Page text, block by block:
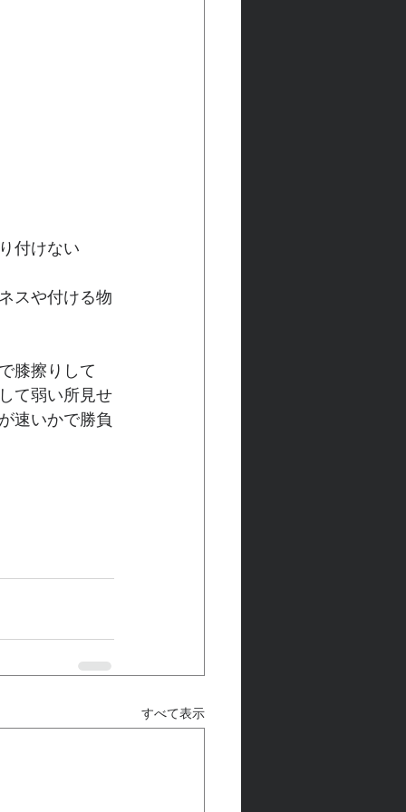
付けない
スや付ける物
膝擦りして
て弱い所見せ
速いかで勝負
すべて表示